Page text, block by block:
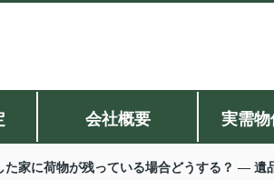
会社概要 実需
た家に荷物が残っている場合どうする？ ―